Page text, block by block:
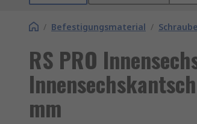
/ Befestigungsmaterial /
RS PRO
mm